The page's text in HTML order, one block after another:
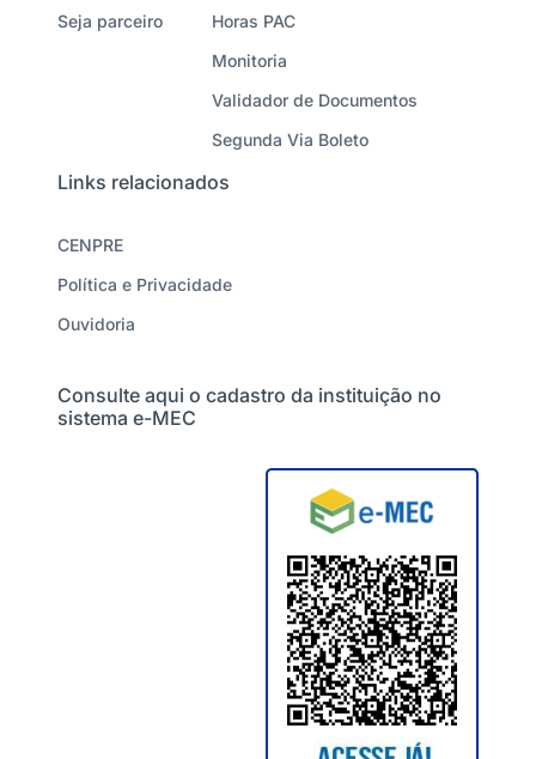
Seja parceiro
Horas PAC
Monitoria
Validador de Documentos
Segunda Via Boleto
Links relacionados
CENPRE
Política e Privacidade
Ouvidoria
Consulte aqui o cadastro da instituição no
sistema e-MEC